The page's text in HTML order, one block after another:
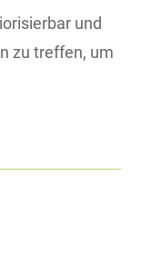
und
zu treffen, um